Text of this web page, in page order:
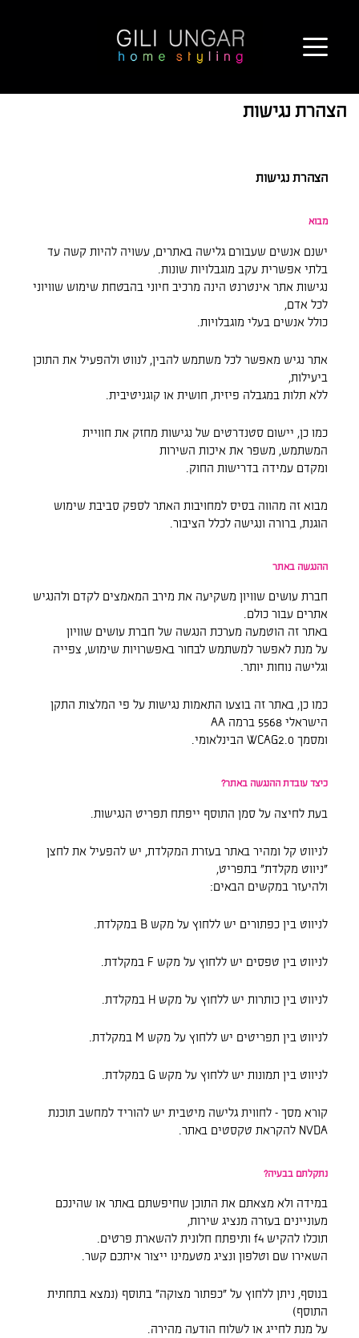
הצהרת נגישות
הצהרת נגישות
מבוא
ישנם אנשים שעבורם גלישה באתרים, עשויה להיות קשה עד
בלתי אפשרית עקב מוגבלויות שונות.
נגישות אתר אינטרנט הינה מרכיב חיוני בהבטחת שימוש שוויוני
לכל אדם,
כולל אנשים בעלי מוגבלויות.
אתר נגיש מאפשר לכל משתמש להבין, לנווט ולהפעיל את התוכן
ביעילות,
ללא תלות במגבלה פיזית, חושית או קוגניטיבית.
כמו כן, יישום סטנדרטים של נגישות מחזק את חוויית
המשתמש, משפר את איכות השירות
ומקדם עמידה בדרישות החוק.
מבוא זה מהווה בסיס למחויבות האתר לספק סביבת שימוש
הוגנת, ברורה ונגישה לכלל הציבור.
ההנגשה באתר
חברת עושים שוויון משקיעה את מירב המאמצים לקדם ולהנגיש
אתרים עבור כולם.
באתר זה הוטמעה מערכת הנגשה של חברת עושים שוויון
על מנת לאפשר למשתמש לבחור באפשרויות שימוש, צפייה
וגלישה נוחות יותר.
כמו כן, באתר זה בוצעו התאמות נגישות על פי המלצות התקן
הישראלי 5568 ברמה AA
ומסמך WCAG2.0 הבינלאומי.
כיצד עובדת ההנגשה באתר?
בעת לחיצה על סמן התוסף ייפתח תפריט הנגישות.
לניווט קל ומהיר באתר בעזרת המקלדת, יש להפעיל את לחצן
"ניווט מקלדת" בתפריט,
ולהיעזר במקשים הבאים:
לניווט בין כפתורים יש ללחוץ על מקש B במקלדת.
לניווט בין טפסים יש ללחוץ על מקש F במקלדת.
לניווט בין כותרות יש ללחוץ על מקש H במקלדת.
לניווט בין תפריטים יש ללחוץ על מקש M במקלדת.
לניווט בין תמונות יש ללחוץ על מקש G במקלדת.
קורא מסך – לחווית גלישה מיטבית יש להוריד למחשב תוכנת
NVDA להקראת טקסטים באתר.
נתקלתם בבעיה?
במידה ולא מצאתם את התוכן שחיפשתם באתר או שהינכם
מעוניינים בעזרה מנציג שירות,
תוכלו להקיש f4 ותיפתח חלונית להשארת פרטים.
השאירו שם וטלפון ונציג מטעמינו ייצור איתכם קשר.
בנוסף, ניתן ללחוץ על "כפתור מצוקה" בתוסף (נמצא בתחתית
התוסף)
על מנת לחייג או לשלוח הודעה מהירה.